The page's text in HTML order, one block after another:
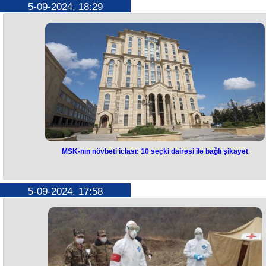
çıxaracağıq"
“Bu gündən ancaq poçtla daxil olan şikayətləri iclasda müzakirəyə
çıxaracağıq”.
Bunu Mərkəzi Seçki Komissiyasının (MSK) bu gün keçirilən iclasında
MSK sədri Məzahir Pənahov deyib.
“DSK-lar MSK-nın göndərdiyi müraciətləri ətraflı araşdırıb, qərar
etməlidir. Bir çox müraciətlər dairə seçki komissiyalarına edilməli idi,
amma bizə göndəriblər. Poçtla göndərilən müraciətlərdə isə gecikmə
olduğuna görə ştamp vurulan tarix 3 günlük müddətə uyğun gələn
müraciətlərə MSK-da müzakirəyə çıxarılacaq”.
5-09-2024, 18:29
dairəsi ilə bağlı şikayət
Komissiyasının (MSK) Milli Məclisə 2024-cü il sentyabrın 1-də
növbədənkənar seçkilərlə əlaqədar növbəti iclası keçirilir.
İclasın gündəliyinə MSK-nın avqustun 29-da keçirilmiş iclasının
protokolunun təsdiqlənməsi, 2024-cü il sentyabrın 1-də keçirilmiş
Azərbaycan Respublikasının Milli Məclisinə növbədənkənar
əlaqədar Mərkəzi Seçki Komissiyasına daxil olmuş müraciətlərə
baxılması və cari məsələlər daxil edilib.
MSK-nın növbəti iclası: 10 seçki dairəsi ilə bağlı şikayət
5-09-2024, 17:58